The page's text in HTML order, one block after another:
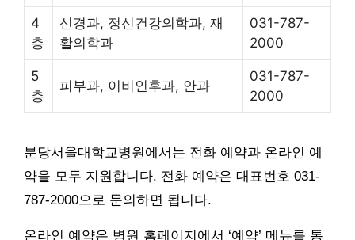
4
층
신경과, 정신건강의학과, 재
활의학과
031-787-
2000
5
층
피부과, 이비인후과, 안과
031-787-
2000
분당서울대학교병원에서는 전화 예약과 온라인 예
약을 모두 지원합니다. 전화 예약은 대표번호 031-
787-2000으로 문의하면 됩니다.
온라인 예약은 병원 홈페이지에서 ‘예약’ 메뉴를 통